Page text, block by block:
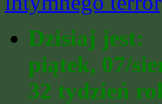
Dzisiaj jest:
piątek, 07/
32 tydzień